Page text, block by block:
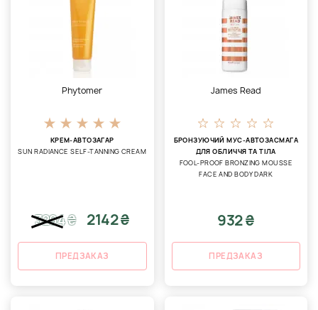
Phytomer
КРЕМ-АВТОЗАГАР
SUN RADIANCE SELF-TANNING CREAM
3294₴ 2142 ₴
ПРЕДЗАКАЗ
James Read
БРОНЗУЮЧИЙ МУС-АВТОЗАСМАГА
ДЛЯ ОБЛИЧЧЯ ТА ТІЛА
FOOL-PROOF BRONZING MOUSSE
FACE AND BODY DARK
932 ₴
ПРЕДЗАКАЗ